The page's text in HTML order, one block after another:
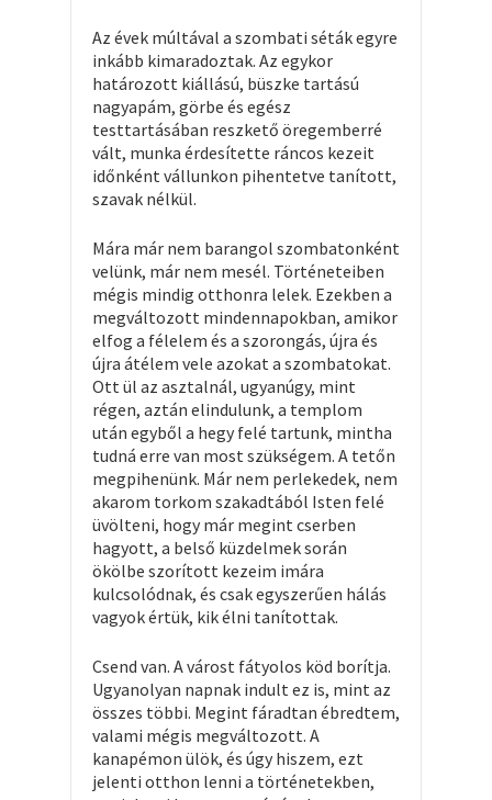
Az évek múltával a szombati séták egyre
inkább kimaradoztak. Az egykor
határozott kiállású, büszke tartású
nagyapám, görbe és egész
testtartásában reszkető öregemberré
vált, munka érdesítette ráncos kezeit
időnként vállunkon pihentetve tanított,
szavak nélkül.
Mára már nem barangol szombatonként
velünk, már nem mesél. Történeteiben
mégis mindig otthonra lelek. Ezekben a
megváltozott mindennapokban, amikor
elfog a félelem és a szorongás, újra és
újra átélem vele azokat a szombatokat.
Ott ül az asztalnál, ugyanúgy, mint
régen, aztán elindulunk, a templom
után egyből a hegy felé tartunk, mintha
tudná erre van most szükségem. A tetőn
megpihenünk. Már nem perlekedek, nem
akarom torkom szakadtából Isten felé
üvölteni, hogy már megint cserben
hagyott, a belső küzdelmek során
ökölbe szorított kezeim imára
kulcsolódnak, és csak egyszerűen hálás
vagyok értük, kik élni tanítottak.
Csend van. A várost fátyolos köd borítja.
Ugyanolyan napnak indult ez is, mint az
összes többi. Megint fáradtan ébredtem,
valami mégis megváltozott. A
kanapémon ülök, és úgy hiszem, ezt
jelenti otthon lenni a történetekben,